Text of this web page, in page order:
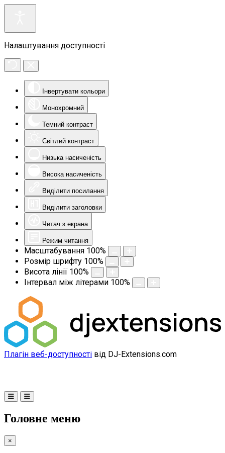
Налаштування доступності
Інвертувати кольори
Монохромний
Темний контраст
Світлий контраст
Низька насиченість
Висока насиченість
Виділити посилання
Виділити заголовки
Читач з екрана
Режим читання
Масштабування 100%
Розмір шрифту 100%
Висота лінії 100%
Інтервал між літерами 100%
Плагін веб-доступності від DJ-Extensions.com
Головне меню
×